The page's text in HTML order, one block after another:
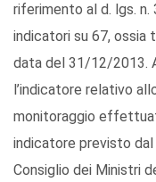
riferimento al d. lgs.
indicatori su 67, ossia
data del 31/12/2013.
l’indicatore relativo
monitoraggio
indicatore previsto
Consiglio dei Ministri